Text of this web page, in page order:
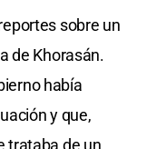
sobre un
de Khorasán.
había
y que,
trataba de un